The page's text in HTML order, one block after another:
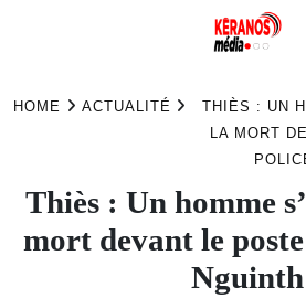
HOME ACTUALITÉ
THIÈS : UN
LA MORT
Thiès : Un homme
mort devant le
Nguinth